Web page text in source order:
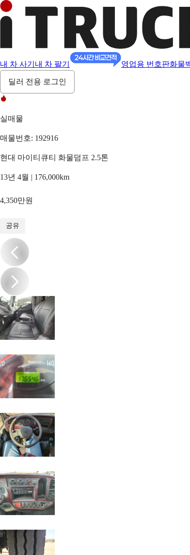
내 차 사기 내 차 팔기 영업용 번호판화물
딜러 전용 로그인
실매물
매물번호: 192916
현대 마이티큐티 화물덤프 2.5톤
13년 4월 | 176,000km
4,350만원
공유
/16